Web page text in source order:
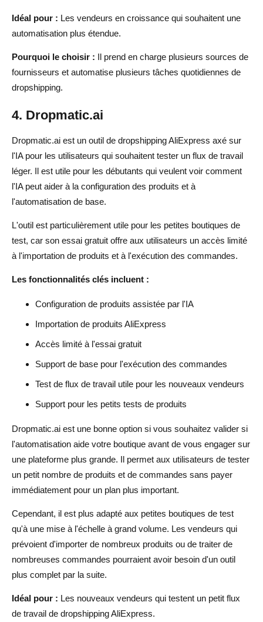
Idéal pour : Les vendeurs en croissance qui souhaitent une
automatisation plus étendue.
Pourquoi le choisir : Il prend en charge plusieurs sources de
fournisseurs et automatise plusieurs tâches quotidiennes de
dropshipping.
4. Dropmatic.ai
Dropmatic.ai est un outil de dropshipping AliExpress axé sur
l'IA pour les utilisateurs qui souhaitent tester un flux de travail
léger. Il est utile pour les débutants qui veulent voir comment
l'IA peut aider à la configuration des produits et à
l'automatisation de base.
L'outil est particulièrement utile pour les petites boutiques de
test, car son essai gratuit offre aux utilisateurs un accès limité
à l'importation de produits et à l'exécution des commandes.
Les fonctionnalités clés incluent :
Configuration de produits assistée par l'IA
Importation de produits AliExpress
Accès limité à l'essai gratuit
Support de base pour l'exécution des commandes
Test de flux de travail utile pour les nouveaux vendeurs
Support pour les petits tests de produits
Dropmatic.ai est une bonne option si vous souhaitez valider si
l'automatisation aide votre boutique avant de vous engager sur
une plateforme plus grande. Il permet aux utilisateurs de tester
un petit nombre de produits et de commandes sans payer
immédiatement pour un plan plus important.
Cependant, il est plus adapté aux petites boutiques de test
qu'à une mise à l'échelle à grand volume. Les vendeurs qui
prévoient d'importer de nombreux produits ou de traiter de
nombreuses commandes pourraient avoir besoin d'un outil
plus complet par la suite.
Idéal pour : Les nouveaux vendeurs qui testent un petit flux
de travail de dropshipping AliExpress.